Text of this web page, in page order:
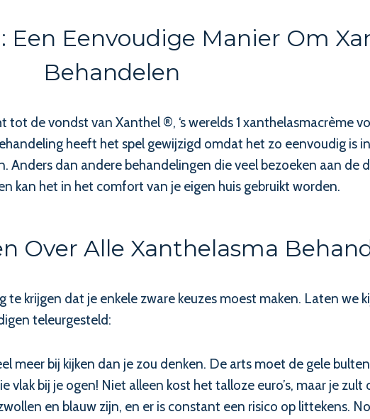
Een Eenvoudige Manier Om
Behandelen
de vondst van Xanthel ®, ‘s werelds 1 xanthelasmacrème
heeft het spel gewijzigd omdat het zo eenvoudig is
Anders dan andere behandelingen die veel bezoeken aan de
kan het in het comfort van je eigen huis gebruikt worden.
Over Alle Xanthelasma
krijgen dat je enkele zware keuzes moest maken. Laten we
teleurgesteld:
meer bij kijken dan je zou denken. De arts moet de gele
vlak bij je ogen! Niet alleen kost het talloze euro’s, maar je
en blauw zijn, en er is constant een risico op littekens.